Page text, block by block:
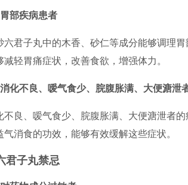
部疾病患者
六君子丸中的木香、砂仁等成分能够调理
减轻胃痛症状，改善食欲，增强体力。
化不良、嗳气食少、脘腹胀满、大便溏泄
不良、嗳气食少、脘腹胀满、大便溏泄者
气消食的功效，能够有效缓解这些症状。
君子丸禁忌